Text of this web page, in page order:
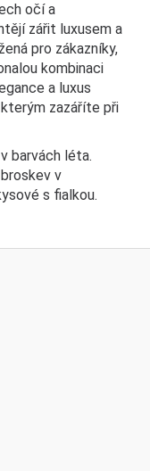
očí a
zářit luxusem a
pro zákazníky,
kombinaci
a luxus
zazáříte při
barvách léta.
v
s fialkou.